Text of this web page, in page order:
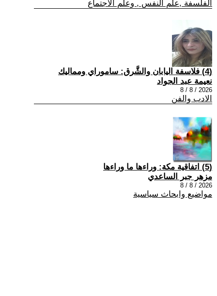
الفلسفة ,علم النفس , وعلم الاجتماع
(4) فلاسفة اليابان والشَّرق: ساموراي ومماليك
نعيمة عبد الجواد
2026 / 8 / 8
الادب والفن
(5) اتفاقية مكة: وراءها ما وراءها
مزهر جبر الساعدي
2026 / 8 / 8
مواضيع وابحاث سياسية